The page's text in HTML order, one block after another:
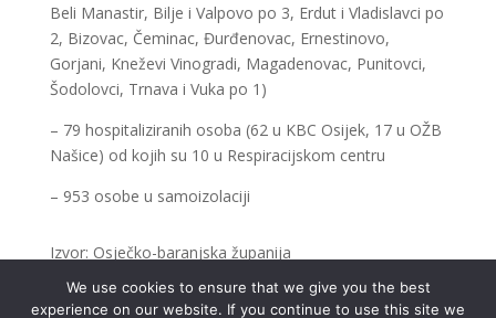
Beli Manastir, Bilje i Valpovo po 3, Erdut i Vladislavci po
2, Bizovac, Čeminac, Đurđenovac, Ernestinovo,
Gorjani, Kneževi Vinogradi, Magadenovac, Punitovci,
Šodolovci, Trnava i Vuka po 1)
– 79 hospitaliziranih osoba (62 u KBC Osijek, 17 u OŽB
Našice) od kojih su 10 u Respiracijskom centru
– 953 osobe u samoizolaciji
Izvor: Osječko-baranjska županija
We use cookies to ensure that we give you the best
experience on our website. If you continue to use this site we